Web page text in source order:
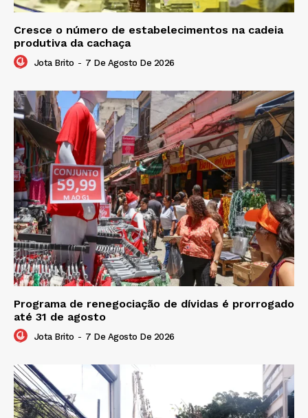
Cresce o número de estabelecimentos na cadeia
produtiva da cachaça
Jota Brito - 7 De Agosto De 2026
Programa de renegociação de dívidas é prorrogado
até 31 de agosto
Jota Brito - 7 De Agosto De 2026